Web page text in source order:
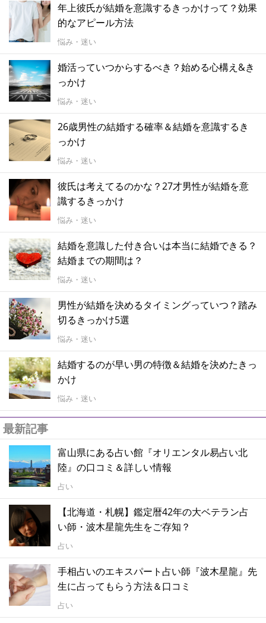
年上彼氏が結婚を意識するきっかけって？効果
的なアピール方法
悩み・迷い
婚活っていつからするべき？始める心構え&き
っかけ
悩み・迷い
26歳男性の結婚する確率＆結婚を意識するき
っかけ
悩み・迷い
彼氏は考えてるのかな？27才男性が結婚を意
識するきっかけ
悩み・迷い
結婚を意識した付き合いは本当に結婚できる？
結婚までの期間は？
悩み・迷い
男性が結婚を決めるタイミングっていつ？踏み
切るきっかけ5選
悩み・迷い
結婚するのが早い男の特徴＆結婚を決めたきっ
かけ
悩み・迷い
最新記事
富山県にある占い館『オリエンタル易占い北
陸』の口コミ＆詳しい情報
占い
【北海道・札幌】鑑定暦42年の大ベテラン占
い師・波木星龍先生をご存知？
占い
手相占いのエキスパート占い師『波木星龍』先
生に占ってもらう方法＆口コミ
占い